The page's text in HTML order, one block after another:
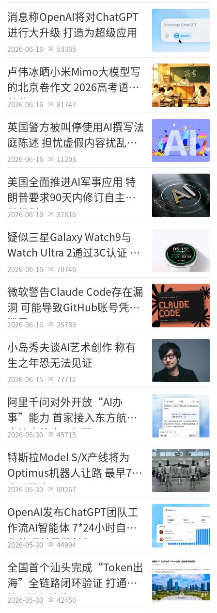
消息称OpenAI将对ChatGPT
进行大升级 打造为超级应用
2026-06-16 53365
卢伟冰晒小米Mimo大模型写
的北京卷作文 2026高考语文
落幕
2026-06-16 81747
英国警方被叫停使用AI撰写法
庭陈述 担忧虚假内容扰乱司
法
2026-06-16 11203
美国全面推进AI军事应用 特
朗普要求90天内修订自主武
器规则
2026-06-16 37816
疑似三星Galaxy Watch9与
Watch Ultra 2通过3C认证 充
电速度仍为10W
2026-06-16 70746
微软警告Claude Code存在漏
洞 可能导致GitHub账号凭证
泄露
2026-06-16 25783
小岛秀夫谈AI艺术创作 称有
生之年恐无法见证
2026-06-15 77712
阿里千问对外开放“AI办
事”能力 首家接入东方航空
支持查航班买机票
2026-05-30 45715
特斯拉Model S/X产线将为
Optimus机器人让路 最早7月
启动投产
2026-05-30 99267
OpenAI发布ChatGPT团队工
作流AI智能体 7*24小时自动
化处理长周期任务
2026-05-30 44994
全国首个汕头完成“Token出
海”全链路闭环验证 打通跨
境AI服务链路
2026-05-30 42450